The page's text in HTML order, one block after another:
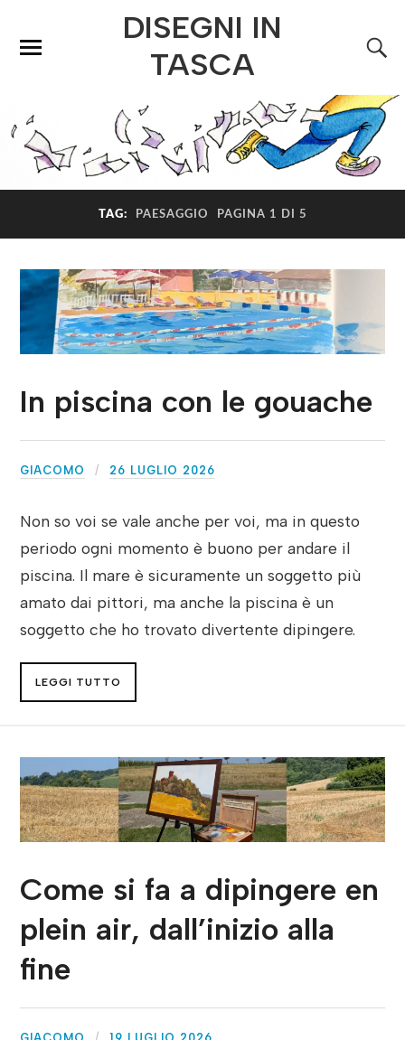
DISEGNI IN
TASCA
TAG: PAESAGGIO PAGINA 1 DI 5
In piscina con le gouache
GIACOMO 26 LUGLIO 2026
Non so voi se vale anche per voi, ma in questo
periodo ogni momento è buono per andare il
piscina. Il mare è sicuramente un soggetto più
amato dai pittori, ma anche la piscina è un
soggetto che ho trovato divertente dipingere.
LEGGI TUTTO
Come si fa a dipingere en
plein air, dall’inizio alla
fine